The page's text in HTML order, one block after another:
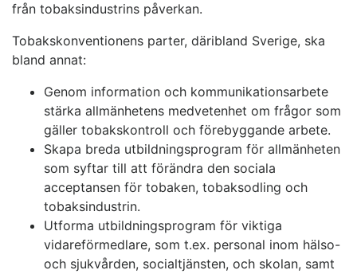
från tobaksindustrins påverkan.
Tobakskonventionens parter, däribland Sverige, ska
bland annat:
Genom information och kommunikationsarbete
stärka allmänhetens medvetenhet om frågor som
gäller tobakskontroll och förebyggande arbete.
Skapa breda utbildningsprogram för allmänheten
som syftar till att förändra den sociala
acceptansen för tobaken, tobaksodling och
tobaksindustrin.
Utforma utbildningsprogram för viktiga
vidareförmedlare, som t.ex. personal inom hälso-
och sjukvården, socialtjänsten, och skolan, samt